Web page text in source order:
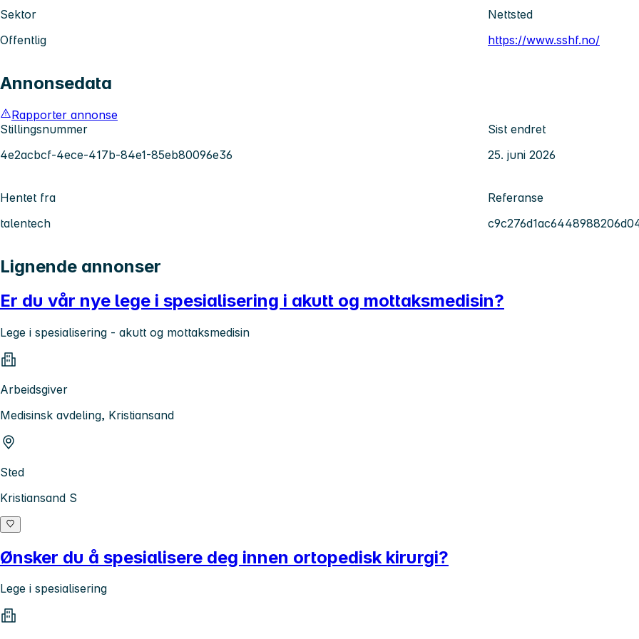
Sektor
Offentlig
Nettsted
https://www.sshf.no/
Annonsedata
Rapporter annonse
Stillingsnummer
4e2acbcf-4ece-417b-84e1-85eb80096e36
Sist endret
25. juni 2026
Hentet fra
talentech
Referanse
Lignende annonser
Er du vår nye lege i spesialisering i akutt og mottaksmedisin?
Lege i spesialisering - akutt og mottaksmedisin
Arbeidsgiver
Medisinsk avdeling, Kristiansand
Sted
Kristiansand S
Ønsker du å spesialisere deg innen ortopedisk kirurgi?
Lege i spesialisering